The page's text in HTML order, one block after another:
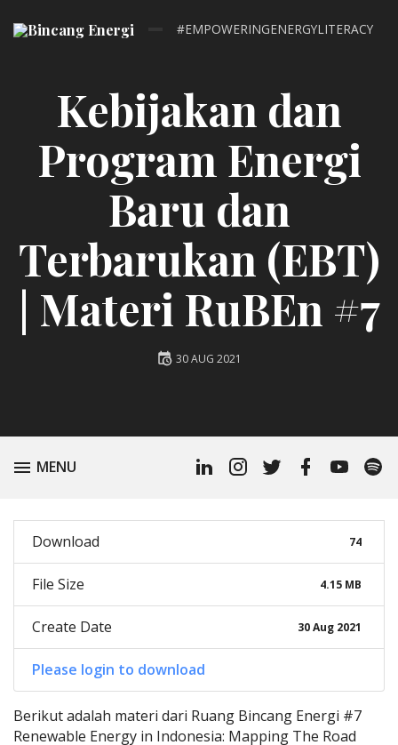
#EMPOWERINGENERGYLITERACY
LinkedinInstagramTwitterFacebookYoutube
Kebijakan dan
Program Energi
Baru dan
Terbarukan (EBT)
| Materi RuBEn #7
Posted
30 AUG 2021
TOGGLE
MENU
Download 74
File Size 4.15 MB
Create Date 30 Aug 2021
Please login to download
Berikut adalah materi dari Ruang Bincang Energi #7
Renewable Energy in Indonesia: Mapping The Road